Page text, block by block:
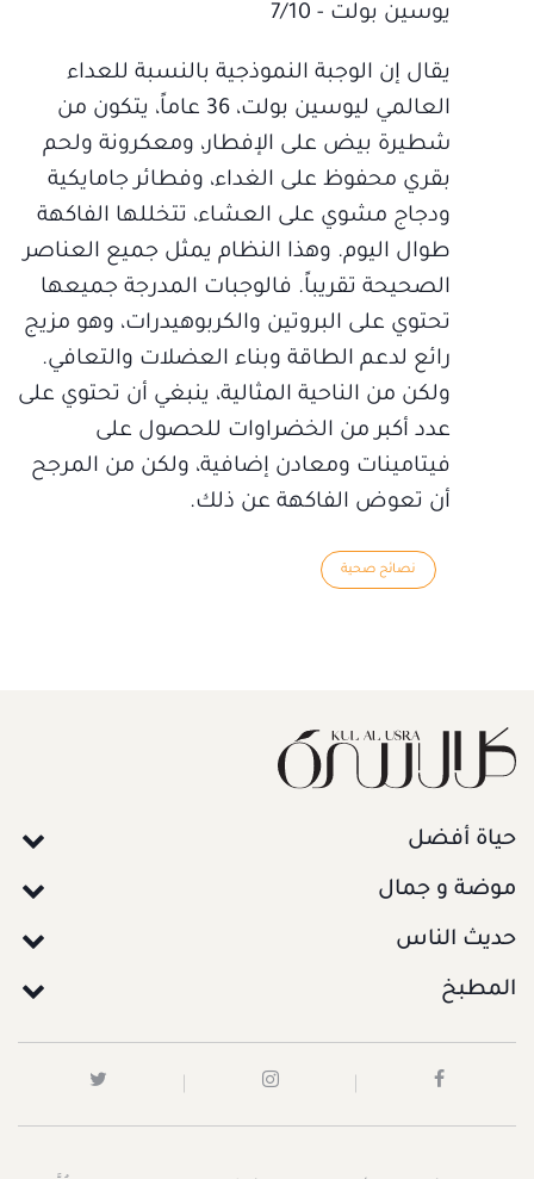
يوسين بولت - 7/10
يقال إن الوجبة النموذجية بالنسبة للعداء
العالمي ليوسين بولت، 36 عاماً، يتكون من
شطيرة بيض على الإفطار، ومعكرونة ولحم
بقري محفوظ على الغداء، وفطائر جامايكية
ودجاج مشوي على العشاء، تتخللها الفاكهة
طوال اليوم. وهذا النظام يمثل جميع العناصر
الصحيحة تقريباً. فالوجبات المدرجة جميعها
تحتوي على البروتين والكربوهيدرات، وهو مزيج
رائع لدعم الطاقة وبناء العضلات والتعافي.
ولكن من الناحية المثالية، ينبغي أن تحتوي على
عدد أكبر من الخضراوات للحصول على
فيتامينات ومعادن إضافية، ولكن من المرجح
أن تعوض الفاكهة عن ذلك.
نصائح صحية
حياة أفضل
موضة و جمال
حديث الناس
المطبخ